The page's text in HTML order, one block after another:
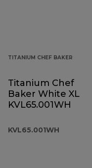
TITANIUM CHEF BAKER
Titanium Chef
Baker White XL
KVL65.001WH
KVL65.001WH